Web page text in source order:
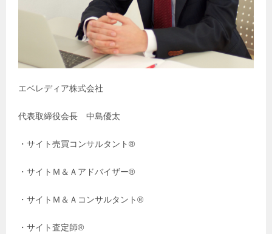
エベレディア株式会社
代表取締役会長 中島優太
・サイト売買コンサルタント®️
・サイトＭ＆Ａアドバイザー®️
・サイトＭ＆Ａコンサルタント®️
・サイト査定師®️